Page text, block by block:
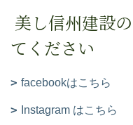
美し信州建設
てください
facebookはこちら
Instagram はこちら